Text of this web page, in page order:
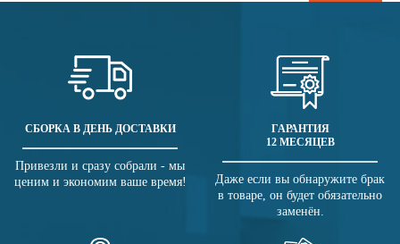
СБОРКА В ДЕНЬ ДОСТАВКИ
Привезли и сразу собрали - мы
ценим и экономим ваше время!
ГАРАНТИЯ
12 МЕСЯЦЕВ
Даже если вы обнаружите брак
в товаре, он будет обязательно
заменён.